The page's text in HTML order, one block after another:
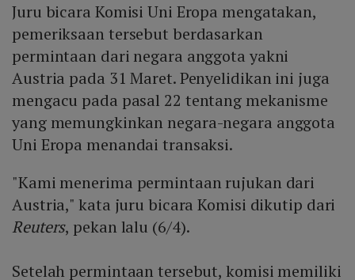
Juru bicara Komisi Uni Eropa mengatakan,
pemeriksaan tersebut berdasarkan
permintaan dari negara anggota yakni
Austria pada 31 Maret. Penyelidikan ini juga
mengacu pada pasal 22 tentang mekanisme
yang memungkinkan negara-negara anggota
Uni Eropa menandai transaksi.
"Kami menerima permintaan rujukan dari
Austria," kata juru bicara Komisi dikutip dari
Reuters, pekan lalu (6/4).
Setelah permintaan tersebut, komisi memiliki